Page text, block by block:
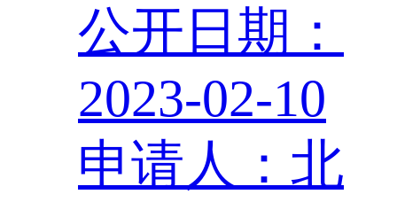
公开日期：
2023-02-10
申请人：北